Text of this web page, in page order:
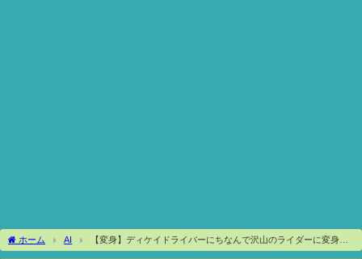
ホーム AI
【変身】ディケイドライバーにちなんで沢山のライダーに変身す
るための極意をチャラ動画チャラカワに聞いてみた #仮面ライダー #特撮